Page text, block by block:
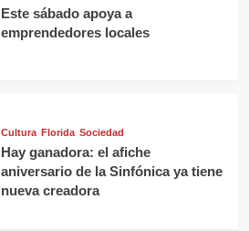
Este sábado apoya a
emprendedores locales
Cultura Florida Sociedad
Hay ganadora: el afiche
aniversario de la Sinfónica ya tiene
nueva creadora